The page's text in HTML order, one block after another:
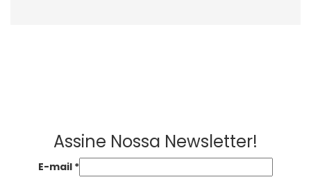
Assine Nossa Newsletter!
E-mail *